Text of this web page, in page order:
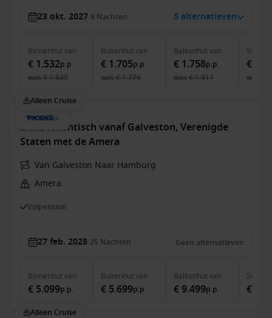
23 okt. 2027 8 Nachten 5 alternatieven
Binnenhutvan
€ 1.532p.p.
was€ 1.630
Buitenhutvan
€ 1.705p.p.
was€ 1.776
Balkonhutvan
€ 1.758p.p.
was€ 1.911
Suite
€
was
Alleen Cruise
trans-Atlantisch vanaf Galveston, Verenigde
Staten met de Amera
Van Galveston Naar Hamburg
Amera
Volpension
27 feb. 2028 25 Nachten Geen alternatieven
Binnenhutvan
€ 5.099p.p.
Buitenhutvan
€ 5.699p.p.
Balkonhutvan
€ 9.499p.p.
Suite
€
Alleen Cruise